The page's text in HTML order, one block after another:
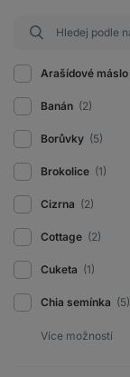
Arašídové máslo
Banán (2)
Borůvky (5)
Brokolice (1)
Cizrna (2)
Cottage (2)
Cuketa (1)
Chia semínka (5)